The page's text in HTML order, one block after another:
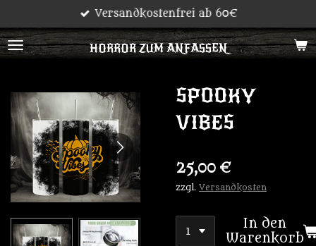
Hauptinhalt
springen
HORROR ZUM ANFASSEN
Versandkostenfrei ab 60€
SPOOKY
VIBES
25,00 €
zzgl. Versandkosten
In den
Warenkorb